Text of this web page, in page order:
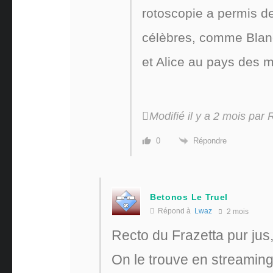
rotoscopie a permis
célèbres, comme
et Alice au pays des
Modifié il y a 2 mois par
0 Répondre
Betonos Le Truel
Répond à Lwaz 2 mois
Recto du Frazetta pur
On le trouve en